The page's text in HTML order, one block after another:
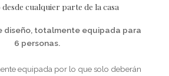
desde cualquier parte de la casa
diseño, totalmente equipada para
6 personas.
equipada por lo que solo deberán